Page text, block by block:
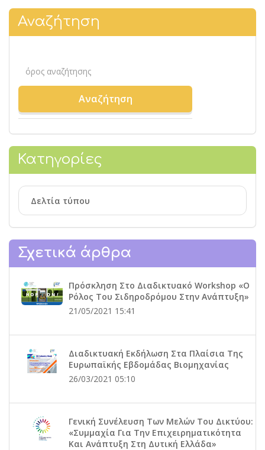
Αναζήτηση
Κατηγορίες
Δελτία τύπου
Σχετικά άρθρα
Πρόσκληση Στο Διαδικτυακό Workshop «Ο
Ρόλος Του Σιδηροδρόμου Στην Ανάπτυξη»
21/05/2021 15:41
Διαδικτυακή Εκδήλωση Στα Πλαίσια Της
Ευρωπαϊκής Εβδομάδας Βιομηχανίας
26/03/2021 05:10
Γενική Συνέλευση Των Μελών Του Δικτύου:
«Συμμαχία Για Την Επιχειρηματικότητα
Και Ανάπτυξη Στη Δυτική Ελλάδα»